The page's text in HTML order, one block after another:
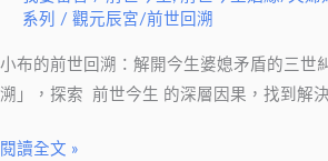
系列
/ 觀元辰宮/前世回溯
小布的前世回溯：解開今生婆媳矛盾的三世
溯」，探索 前世今生 的深層因果，找到解
糾
葛
閱讀全文 »